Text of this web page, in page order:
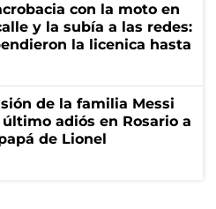
con la moto en
y la subía a las redes:
la licenica hasta
de la familia Messi
último adiós en Rosario a
de Lionel